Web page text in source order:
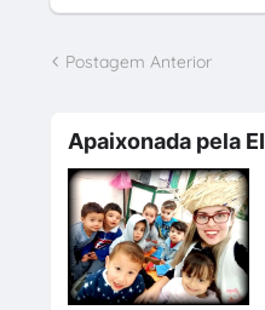
Postagem Anterior
Apaixonada pela EI